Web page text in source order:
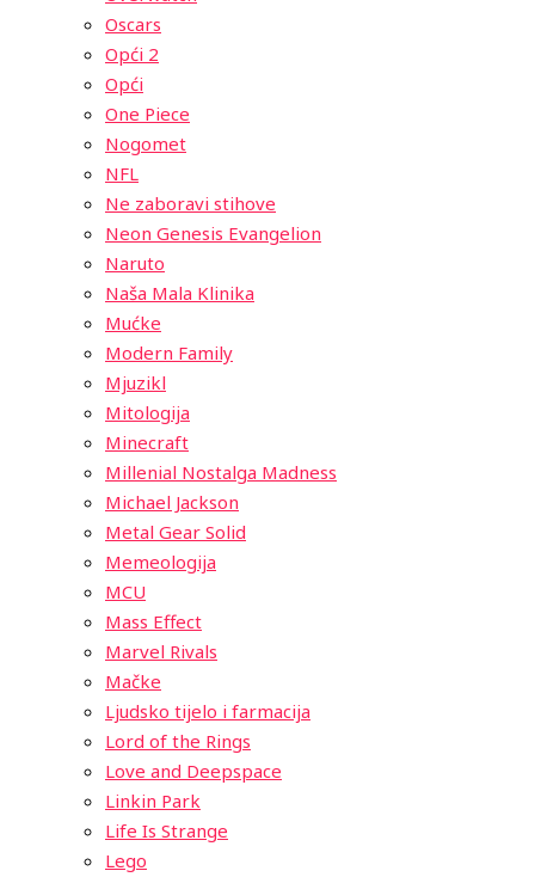
Oscars
Opći 2
Opći
One Piece
Nogomet
NFL
Ne zaboravi stihove
Neon Genesis Evangelion
Naruto
Naša Mala Klinika
Mućke
Modern Family
Mjuzikl
Mitologija
Minecraft
Millenial Nostalga Madness
Michael Jackson
Metal Gear Solid
Memeologija
MCU
Mass Effect
Marvel Rivals
Mačke
Ljudsko tijelo i farmacija
Lord of the Rings
Love and Deepspace
Linkin Park
Life Is Strange
Lego